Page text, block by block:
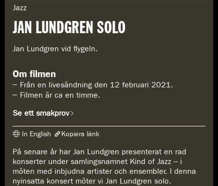
G
r
e
Jazz
JAN LUNDGREN SOLO
Jan Lundgren vid flygeln.
Om filmen
Från en livesändning den 12 februari 2021.
Filmen är ca en timme.
Se ett smakprov
In English Kopiera länk
Länken har kopierats
https://www.konserthuset.se/play/jan-lundgren-piano/
På senare år har Jan Lundgren presenterat en rad
konserter under samlingsnamnet Kind of Jazz – i
möten med inbjudna artister och ensembler. I denna
nyinsatta konsert möter vi Jan Lundgren solo.